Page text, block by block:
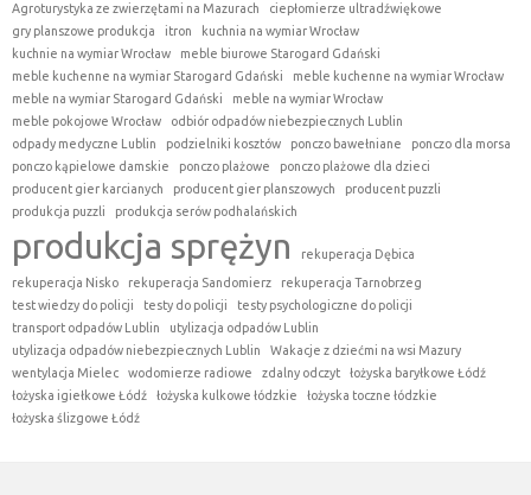
Agroturystyka ze zwierzętami na Mazurach
ciepłomierze ultradźwiękowe
gry planszowe produkcja
itron
kuchnia na wymiar Wrocław
kuchnie na wymiar Wrocław
meble biurowe Starogard Gdański
meble kuchenne na wymiar Starogard Gdański
meble kuchenne na wymiar Wrocław
meble na wymiar Starogard Gdański
meble na wymiar Wrocław
meble pokojowe Wrocław
odbiór odpadów niebezpiecznych Lublin
odpady medyczne Lublin
podzielniki kosztów ponczo bawełniane
ponczo dla morsa
ponczo kąpielowe damskie
ponczo plażowe
ponczo plażowe dla dzieci
producent gier karcianych
producent gier planszowych
producent puzzli
produkcja puzzli
produkcja serów podhalańskich
produkcja sprężyn
rekuperacja Dębica
rekuperacja Nisko
rekuperacja Sandomierz
rekuperacja Tarnobrzeg
test wiedzy do policji
testy do policji
testy psychologiczne do policji
transport odpadów Lublin
utylizacja odpadów Lublin
utylizacja odpadów niebezpiecznych Lublin
Wakacje z dziećmi na wsi Mazury
wentylacja Mielec
wodomierze radiowe zdalny odczyt
łożyska baryłkowe Łódź
łożyska igiełkowe Łódź
łożyska kulkowe łódzkie
łożyska toczne łódzkie
łożyska ślizgowe Łódź